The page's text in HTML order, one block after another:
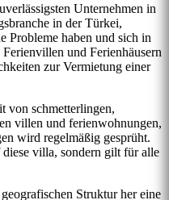
Unternehmen in
in der Türkei,
Probleme haben und sich in
und Ferienhäusern
zur Vermietung einer
von schmetterlingen,
villen und ferienwohnungen,
wird regelmäßig gesprüht.
villa, sondern gilt für alle
Struktur her eine